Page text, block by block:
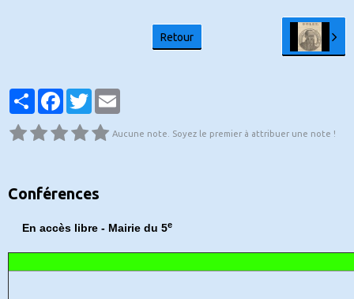
Retour
PartagerFacebook
Twitter
Aucune note. Soyez le premier à attribuer une note !
Conférences
En accès libre - Mairie du 5e